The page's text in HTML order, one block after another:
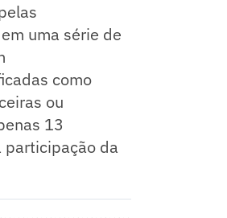
uma série de
como
ou
13
participação da